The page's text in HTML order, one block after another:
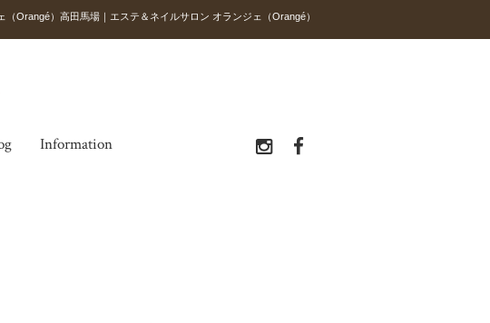
Orangé）高田馬場｜エステ＆ネイルサロン オランジェ（Orangé）
Information